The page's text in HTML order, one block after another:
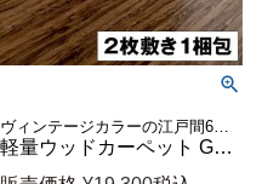
ヴィンテージカラーの江戸間6畳ウッドカーペット 新生活
軽量ウッドカーペット GA-60ヴィンテージ 江戸間6畳用 約260×350cm 2枚敷き1梱包 [w-ga-60-e60-]